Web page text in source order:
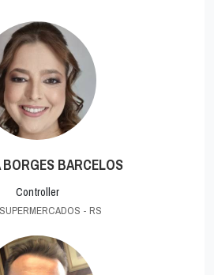
BARCELOS
Controller
- RS